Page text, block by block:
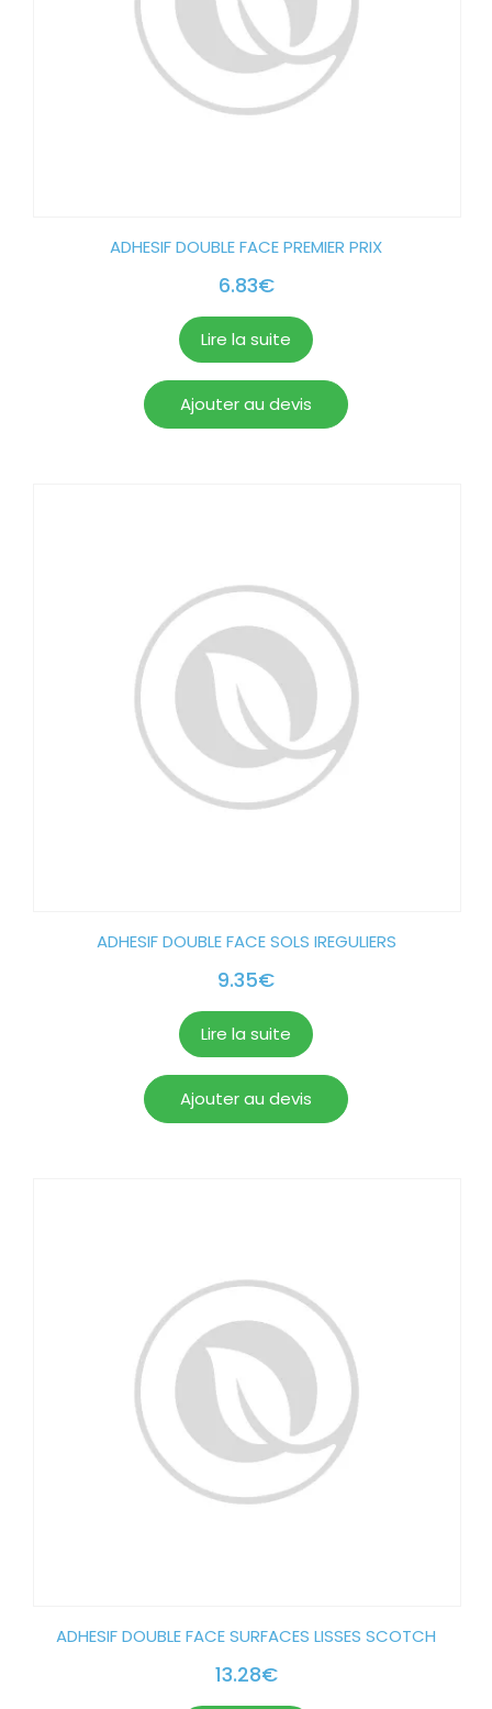
ADHESIF DOUBLE FACE PREMIER PRIX
6.83€
Lire la suite
Ajouter au devis
ADHESIF DOUBLE FACE SOLS IREGULIERS
9.35€
Lire la suite
Ajouter au devis
ADHESIF DOUBLE FACE SURFACES LISSES SCOTCH
13.28€